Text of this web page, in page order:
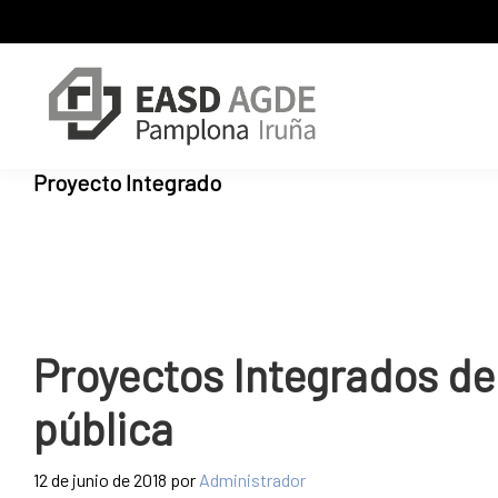
to
navigation
to
content
to
sidebar
Escuela
de
Pamplona
Sitio
Superior
de
Proyecto Integrado
Proyectos Integrados
pública
12 de junio de 2018 por Administrador